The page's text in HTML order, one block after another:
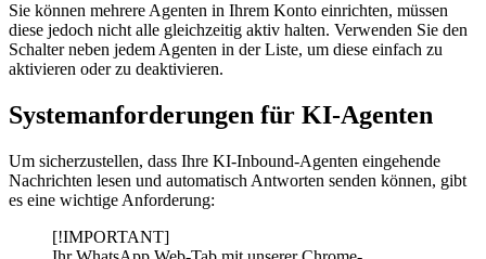
Sie können mehrere Agenten in Ihrem Konto einrichten, müssen
diese jedoch nicht alle gleichzeitig aktiv halten. Verwenden Sie den
Schalter neben jedem Agenten in der Liste, um diese einfach zu
aktivieren oder zu deaktivieren.
Systemanforderungen für KI-Agenten
Um sicherzustellen, dass Ihre KI-Inbound-Agenten eingehende
Nachrichten lesen und automatisch Antworten senden können, gibt
es eine wichtige Anforderung:
[!IMPORTANT]